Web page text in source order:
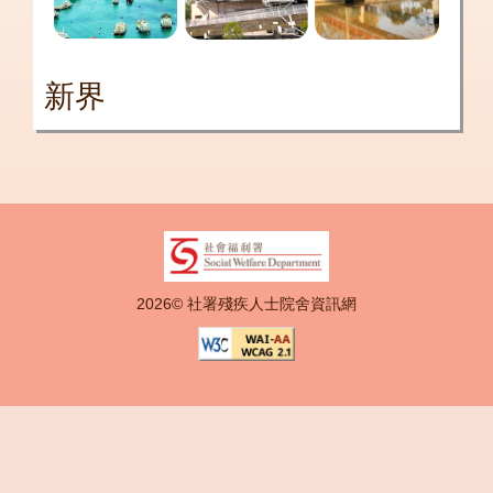
新界
2026© 社署殘疾人士院舍資訊網